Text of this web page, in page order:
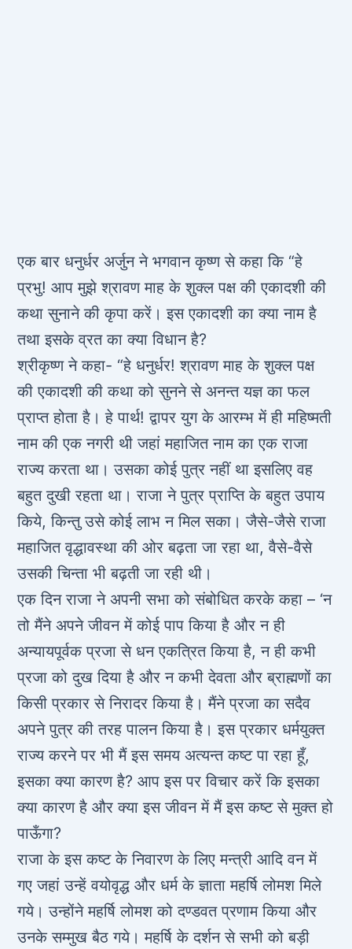
एक बार धनुर्धर अर्जुन ने भगवान कृष्ण से कहा कि “हे
प्रभु! आप मुझे श्रावण माह के शुक्ल पक्ष की एकादशी की
कथा सुनाने की कृपा करें। इस एकादशी का क्या नाम है
तथा इसके व्रत का क्या विधान है?
श्रीकृष्ण ने कहा- “हे धनुर्धर! श्रावण माह के शुक्ल पक्ष
की एकादशी की कथा को सुनने से अनन्त यज्ञ का फल
प्राप्त होता है। हे पार्थ! द्वापर युग के आरम्भ में ही महिष्मती
नाम की एक नगरी थी जहां महाजित नाम का एक राजा
राज्य करता था। उसका कोई पुत्र नहीं था इसलिए वह
बहुत दुखी रहता था। राजा ने पुत्र प्राप्ति के बहुत उपाय
किये, किन्तु उसे कोई लाभ न मिल सका। जैसे-जैसे राजा
महाजित वृद्धावस्था की ओर बढ़ता जा रहा था, वैसे-वैसे
उसकी चिन्ता भी बढ़ती जा रही थी।
एक दिन राजा ने अपनी सभा को संबोधित करके कहा – ‘न
तो मैंने अपने जीवन में कोई पाप किया है और न ही
अन्यायपूर्वक प्रजा से धन एकत्रित किया है, न ही कभी
प्रजा को दुख दिया है और न कभी देवता और ब्राह्मणों का
किसी प्रकार से निरादर किया है। मैंने प्रजा का सदैव
अपने पुत्र की तरह पालन किया है। इस प्रकार धर्मयुक्त
राज्य करने पर भी मैं इस समय अत्यन्त कष्ट पा रहा हूँ,
इसका क्या कारण है? आप इस पर विचार करें कि इसका
क्या कारण है और क्या इस जीवन में मैं इस कष्ट से मुक्त हो
पाऊँगा?
राजा के इस कष्ट के निवारण के लिए मन्त्री आदि वन में
गए जहां उन्हें वयोवृद्ध और धर्म के ज्ञाता महर्षि लोमश मिले
गये। उन्होंने महर्षि लोमश को दण्डवत प्रणाम किया और
उनके सम्मुख बैठ गये। महर्षि के दर्शन से सभी को बड़ी